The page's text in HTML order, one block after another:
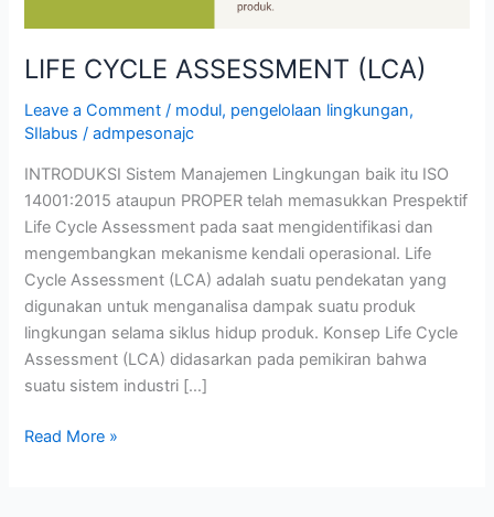
LIFE CYCLE ASSESSMENT (LCA)
Leave a Comment / modul, pengelolaan lingkungan,
SIlabus /admpesonajc
INTRODUKSI Sistem Manajemen Lingkungan baik itu ISO
14001:2015 ataupun PROPER telah memasukkan Prespektif
Life Cycle Assessment pada saat mengidentifikasi dan
mengembangkan mekanisme kendali operasional. Life
Cycle Assessment (LCA) adalah suatu pendekatan yang
digunakan untuk menganalisa dampak suatu produk
lingkungan selama siklus hidup produk. Konsep Life Cycle
Assessment (LCA) didasarkan pada pemikiran bahwa
suatu sistem industri […]
Read More »